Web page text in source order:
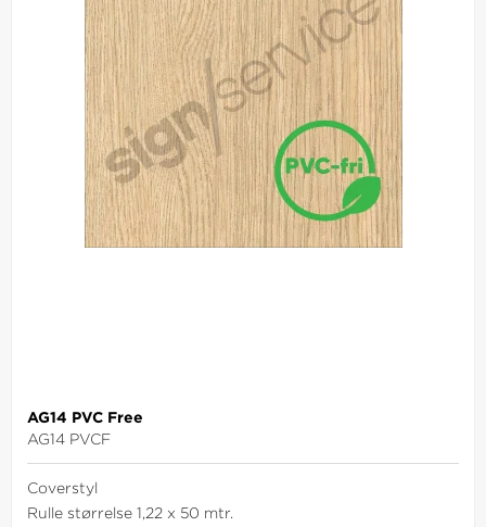
AG14 PVC Free
AG14 PVCF
Coverstyl
Rulle størrelse 1,22 x 50 mtr.